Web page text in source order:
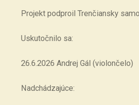
Projekt podproil Trenčiansky
Uskutočnilo sa:
26.6.2026 Andrej Gál (violončelo)
Nadchádzajúce: